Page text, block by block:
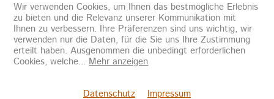
Newsletter abonnieren
Wir verwenden Cookies, um Ihnen das bestmögliche Erlebnis
zu bieten und die Relevanz unserer Kommunikation mit
Ihnen zu verbessern. Ihre Präferenzen sind uns wichtig, wir
verwenden nur die Daten, für die Sie uns Ihre Zustimmung
erteilt haben. Ausgenommen die unbedingt erforderlichen
Cookies, welche... Mehr anzeigen
Datenschutz Impressum